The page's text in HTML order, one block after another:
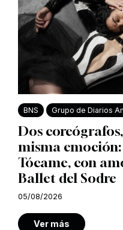
BNS Grupo de Diarios
Dos
misma
Tócame, con
Ballet del Sodre
05/08/2026
Ver más